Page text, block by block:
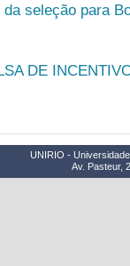
seleção para
DE
UNIRIO -
Av. Pasteur,